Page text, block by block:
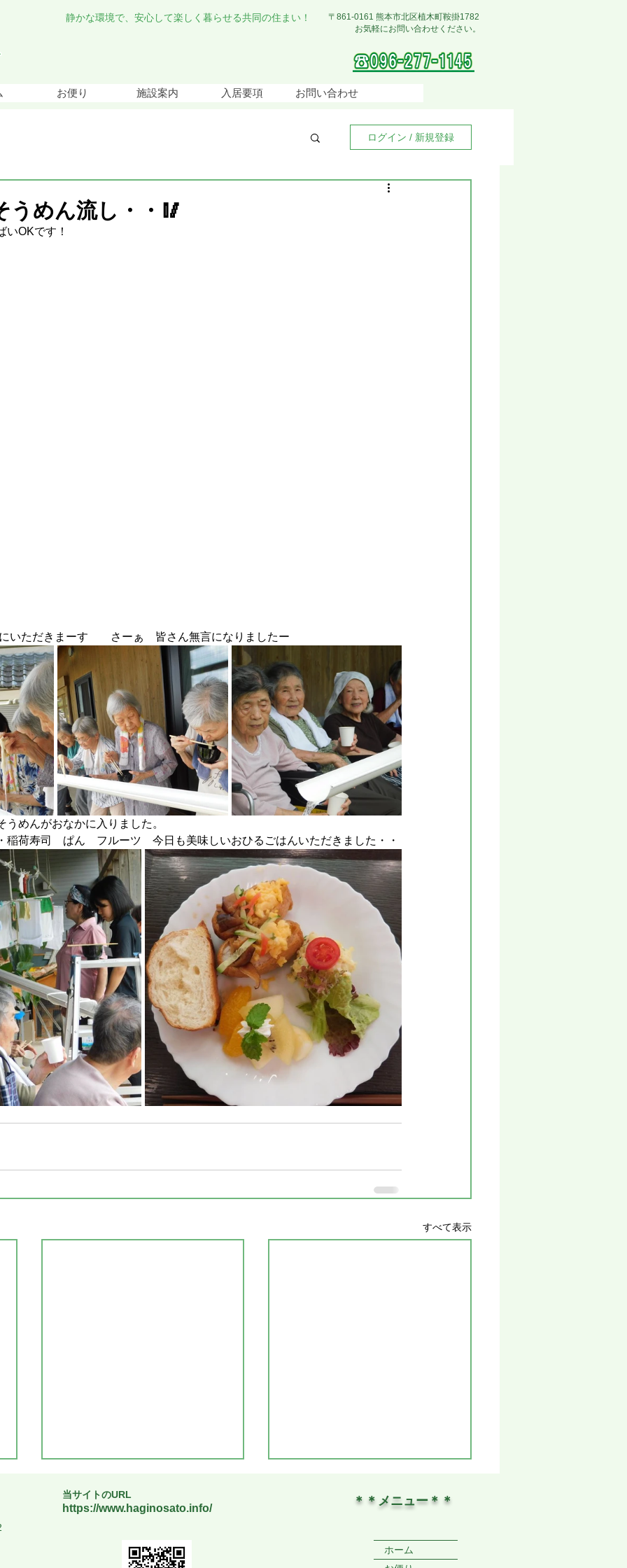
静かな環境で、安心して楽しく暮らせる共同の住まい！
〒861-0161 熊本市北区植木町鞍掛1782
お気軽にお問い合わせください。
お便り 施設案内 入居要項 お問い合わせ
ログイン / 新規登録
うめん流し・・🥢
いOKです！
いただきまーす　　さーぁ　皆さん無言になりましたー
めんがおなかに入りました。
稲荷寿司　ぱん　フルーツ　今日も美味しいおひるごはんいただきました・・
すべて表示
当サイトのURL
https://www.haginosato.info/
＊＊メニュー＊＊
ホーム